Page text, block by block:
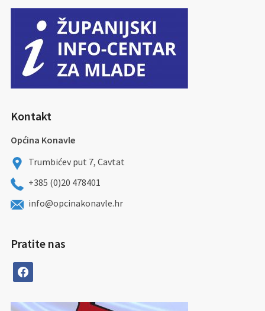
Kontakt
Općina Konavle
Trumbićev put 7, Cavtat
+385 (0)20 478401
info@opcinakonavle.hr
Pratite nas
facebook